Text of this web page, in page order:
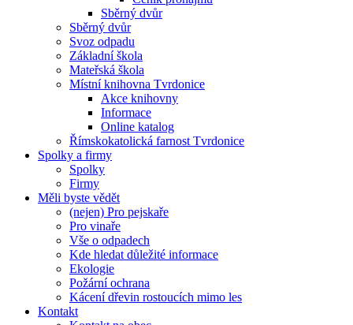
Sběrný dvůr
Sběrný dvůr
Svoz odpadu
Základní škola
Mateřská škola
Místní knihovna Tvrdonice
Akce knihovny
Informace
Online katalog
Římskokatolická farnost Tvrdonice
Spolky a firmy
Spolky
Firmy
Měli byste vědět
(nejen) Pro pejskaře
Pro vinaře
Vše o odpadech
Kde hledat důležité informace
Ekologie
Požární ochrana
Kácení dřevin rostoucích mimo les
Kontakt